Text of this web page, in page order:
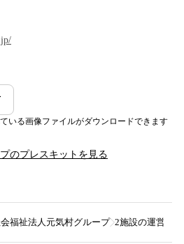
いる画像ファイルがダウンロードできます
のプレスキットを見る
福祉法人元気村グループ 2施設の運営を